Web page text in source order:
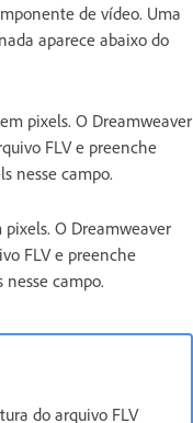
de vídeo. Uma
aparece abaixo do
pixels. O Dreamweaver
FLV e preenche
nesse campo.
pixels. O Dreamweaver
FLV e preenche
campo.
do arquivo FLV